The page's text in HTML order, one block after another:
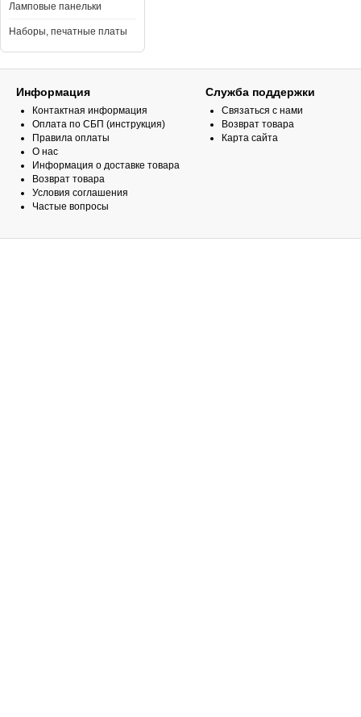
Ламповые панельки
Наборы, печатные платы
Информация
Контактная информация
Оплата по СБП (инструкция)
Правила оплаты
О нас
Информация о доставке товара
Возврат товара
Условия соглашения
Частые вопросы
Служба поддержки
Связаться с нами
Возврат товара
Карта сайта